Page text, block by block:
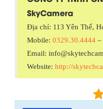
SkyCamera
Địa chỉ: 113 Yên Thế,
Mobile: 0329.30.4444 –
Email:
Website: http://